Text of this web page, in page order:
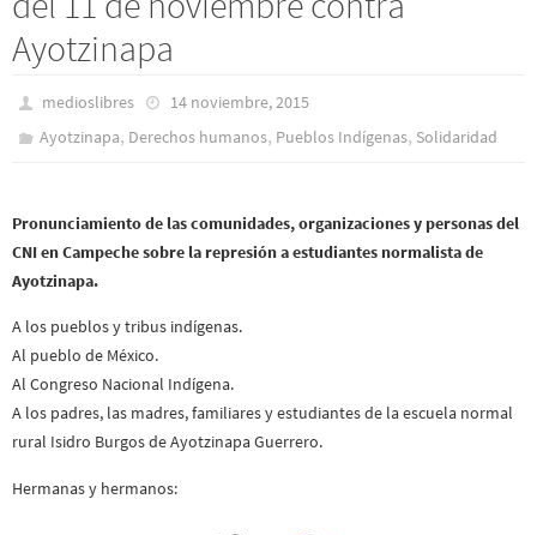
Ayotzinapa
medioslibres
14 noviembre, 2015
Ayotzinapa, Derechos humanos, Pueblos Indí­genas, Solidaridad
Pronunciamiento de las comunidades, organizaciones y personas del
CNI en Campeche sobre la represión a estudiantes normalista de
Ayotzinapa.
A los pueblos y tribus indígenas.
Al pueblo de México.
Al Congreso Nacional Indígena.
A los padres, las madres, familiares y estudiantes de la escuela normal
rural Isidro Burgos de Ayotzinapa Guerrero.
Hermanas y hermanos: